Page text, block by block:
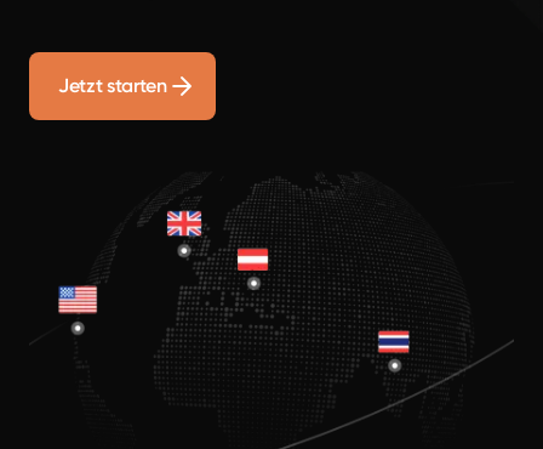
Jetzt starten